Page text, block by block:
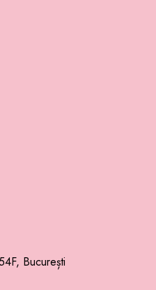
București